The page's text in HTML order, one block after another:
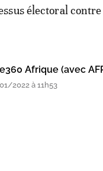
électoral
Afrique (avec
2022 à 11h53